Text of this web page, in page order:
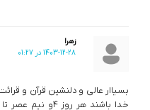
زهرا
1403-12-28 در 01:27
بسیاار عالی و دلنشین قرآن و